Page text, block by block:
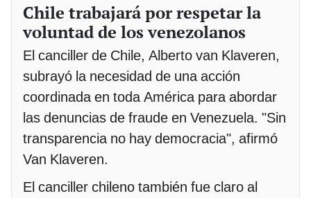
Chile trabajará por respetar la
voluntad de los venezolanos
El canciller de Chile, Alberto van Klaveren,
subrayó la necesidad de una acción
coordinada en toda América para abordar
las denuncias de fraude en Venezuela. "Sin
transparencia no hay democracia", afirmó
Van Klaveren.
El canciller chileno también fue claro al